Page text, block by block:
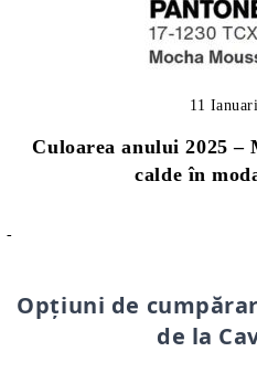
Culoarea anului 2025 –
calde în
11
-
Opțiuni de
de la